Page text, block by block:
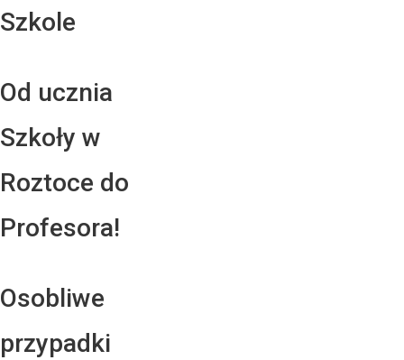
Szkole
Od ucznia
Szkoły w
Roztoce do
Profesora!
Osobliwe
przypadki